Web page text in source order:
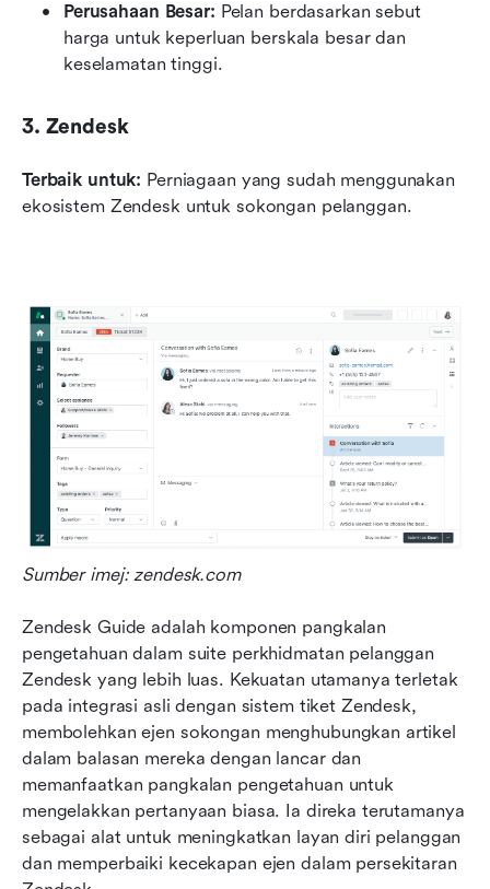
Perusahaan Besar: Pelan berdasarkan sebut
harga untuk keperluan berskala besar dan
keselamatan tinggi.
3. Zendesk
Terbaik untuk: Perniagaan yang sudah menggunakan
ekosistem Zendesk untuk sokongan pelanggan.
Sumber imej: zendesk.com
Zendesk Guide adalah komponen pangkalan
pengetahuan dalam suite perkhidmatan pelanggan
Zendesk yang lebih luas. Kekuatan utamanya terletak
pada integrasi asli dengan sistem tiket Zendesk,
membolehkan ejen sokongan menghubungkan artikel
dalam balasan mereka dengan lancar dan
memanfaatkan pangkalan pengetahuan untuk
mengelakkan pertanyaan biasa. Ia direka terutamanya
sebagai alat untuk meningkatkan layan diri pelanggan
dan memperbaiki kecekapan ejen dalam persekitaran